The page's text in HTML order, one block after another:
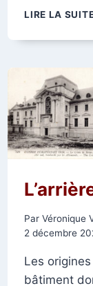
LIRE LA
Par Véronique
2 décembre
Les
bâtiment